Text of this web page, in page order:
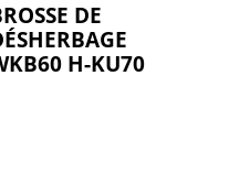
DE
H-KU70